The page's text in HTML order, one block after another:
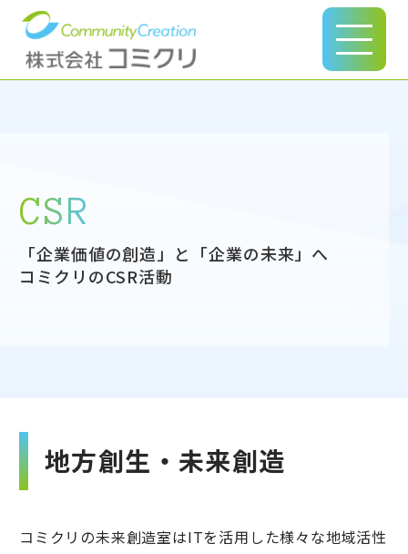
CSR
「企業価値の創造」と 「企業の未来」へ
コミクリのCSR活動
地方創生・未来創造
コミクリの未来創造室はITを活用した様々な地域活性